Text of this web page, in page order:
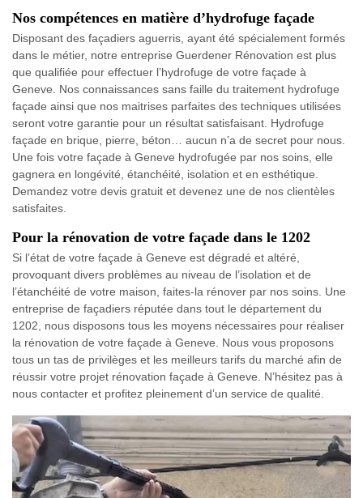
Nos compétences en matière d’hydrofuge façade
Disposant des façadiers aguerris, ayant été spécialement formés
dans le métier, notre entreprise Guerdener Rénovation est plus
que qualifiée pour effectuer l’hydrofuge de votre façade à
Geneve. Nos connaissances sans faille du traitement hydrofuge
façade ainsi que nos maitrises parfaites des techniques utilisées
seront votre garantie pour un résultat satisfaisant. Hydrofuge
façade en brique, pierre, béton… aucun n’a de secret pour nous.
Une fois votre façade à Geneve hydrofugée par nos soins, elle
gagnera en longévité, étanchéité, isolation et en esthétique.
Demandez votre devis gratuit et devenez une de nos clientèles
satisfaites.
Pour la rénovation de votre façade dans le 1202
Si l’état de votre façade à Geneve est dégradé et altéré,
provoquant divers problèmes au niveau de l’isolation et de
l’étanchéité de votre maison, faites-la rénover par nos soins. Une
entreprise de façadiers réputée dans tout le département du
1202, nous disposons tous les moyens nécessaires pour réaliser
la rénovation de votre façade à Geneve. Nous vous proposons
tous un tas de privilèges et les meilleurs tarifs du marché afin de
réussir votre projet rénovation façade à Geneve. N’hésitez pas à
nous contacter et profitez pleinement d’un service de qualité.